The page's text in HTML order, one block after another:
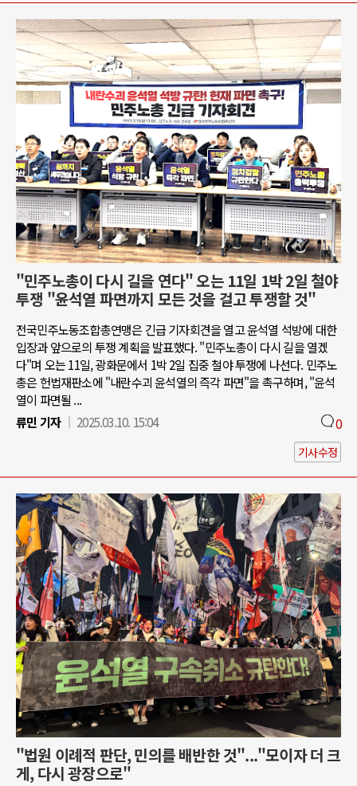
"민주노총이 다시 길을 연다" 오는 11일 1박 2일 철야
투쟁 "윤석열 파면까지 모든 것을 걸고 투쟁할 것"
전국민주노동조합총연맹은 긴급 기자회견을 열고 윤석열 석방에 대한
입장과 앞으로의 투쟁 계획을 발표했다. "민주노총이 다시 길을 열겠
다"며 오는 11일, 광화문에서 1박 2일 집중 철야 투쟁에 나선다. 민주노
총은 헌법재판소에 "내란수괴 윤석열의 즉각 파면"을 촉구하며, "윤석
열이 파면될 ...
류민 기자
2025.03.10. 15:04 0
기사수정
"법원 이례적 판단, 민의를 배반한 것"..."모이자 더 크
게, 다시 광장으로"